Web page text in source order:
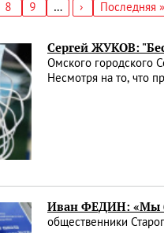
Страница
8 Страница
9 …
Следующая
›
Последняя
Последняя »
Сергей ЖУКОВ:
Омского городского
Несмотря на то, что
Иван ФЕДИН: «Мы
общественники